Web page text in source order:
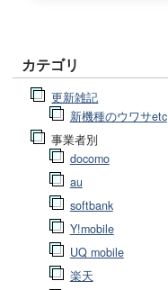
カテゴリ
更新雑記
新機種のウワサetc
事業者別
docomo
au
softbank
Y!mobile
UQ mobile
楽天